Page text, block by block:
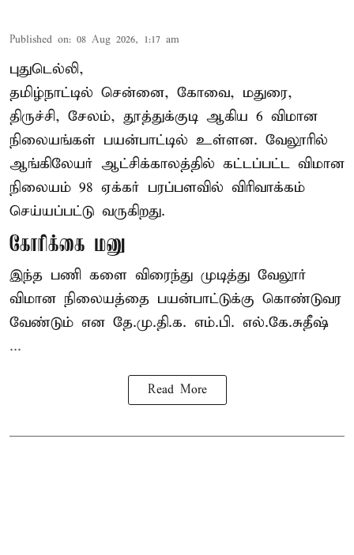
Published on: 08 Aug 2026, 1:17 am
புதுடெல்லி,
தமிழ்நாட்டில் சென்னை, கோவை, மதுரை,
திருச்சி, சேலம், தூத்துக்குடி ஆகிய 6 விமான
நிலையங்கள் பயன்பாட்டில் உள்ளன. வேலூரில்
ஆங்கிலேயர் ஆட்சிக்காலத்தில் கட்டப்பட்ட விமான
நிலையம் 98 ஏக்கர் பரப்பளவில் விரிவாக்கம்
செய்யப்பட்டு வருகிறது.
கோரிக்கை மனு
இந்த பணி களை விரைந்து முடித்து வேலூர்
விமான நிலையத்தை பயன்பாட்டுக்கு கொண்டுவர
வேண்டும் என தே.மு.தி.க. எம்.பி. எல்.கே.சுதீஷ்
...
Read More